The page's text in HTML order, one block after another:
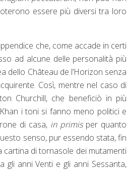
essere più diversi tra loro
che, come accade in certi
ad alcune delle personalità più
dello Château de l’Horizon senza
Così, mentre nel caso di
Churchill, che beneficiò in più
i toni si fanno meno politici e
di casa, in primisper quanto
senso, pur essendo stata, fin
cartina di tornasole dei mutamenti
anni Venti e gli anni Sessanta,